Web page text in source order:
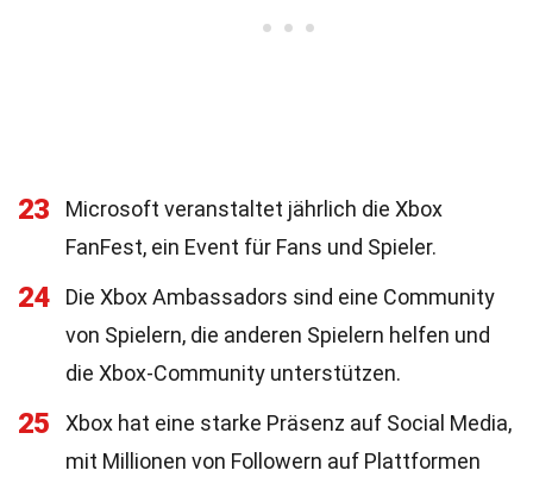
23
Microsoft veranstaltet jährlich die Xbox
FanFest, ein Event für Fans und Spieler.
24
Die Xbox Ambassadors sind eine Community
von Spielern, die anderen Spielern helfen und
die Xbox-Community unterstützen.
25
Xbox hat eine starke Präsenz auf Social Media,
mit Millionen von Followern auf Plattformen